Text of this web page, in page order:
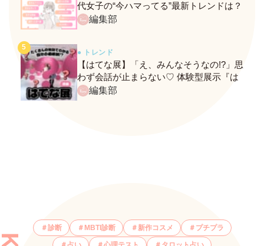
代女子の“今ハマってる”最新トレンドは？
ネクストバズ予報もチェック♪
編集部
● トレンド
【はてな展】「え、みんなそうなの!?」思
わず会話が止まらない♡ 体験型展示『は
てな展』に行ってきたレポ
編集部
診断 MBTI診断 新作コスメ プチプラ